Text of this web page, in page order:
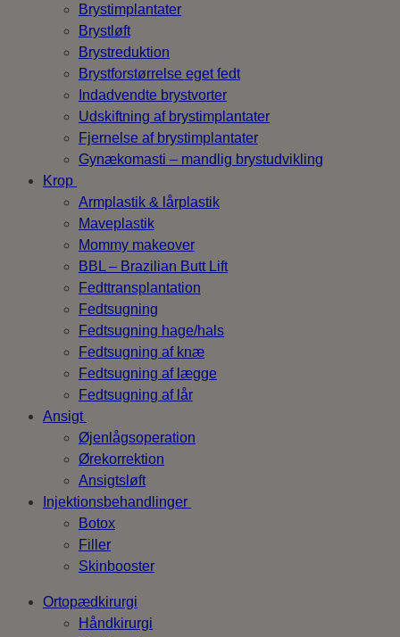
Brystimplantater
Brystløft
Brystreduktion
Brystforstørrelse eget fedt
Indadvendte brystvorter
Udskiftning af brystimplantater
Fjernelse af brystimplantater
Gynækomasti – mandlig brystudvikling
Krop
Armplastik & lårplastik
Maveplastik
Mommy makeover
BBL – Brazilian Butt Lift
Fedttransplantation
Fedtsugning
Fedtsugning hage/hals
Fedtsugning af knæ
Fedtsugning af lægge
Fedtsugning af lår
Ansigt
Øjenlågsoperation
Ørekorrektion
Ansigtsløft
Injektionsbehandlinger
Botox
Filler
Skinbooster
Ortopædkirurgi
Håndkirurgi